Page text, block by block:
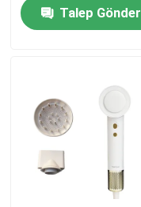
Ürünler
Talep Gönder